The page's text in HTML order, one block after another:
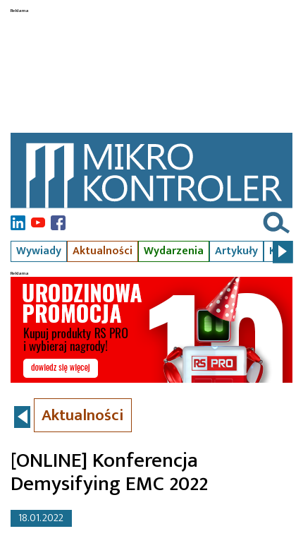
Wywiady Aktualności Wydarzenia Artykuły Kursy
Aktualności
[ONLINE] Konferencja
Demysifying EMC 2022
18.01.2022